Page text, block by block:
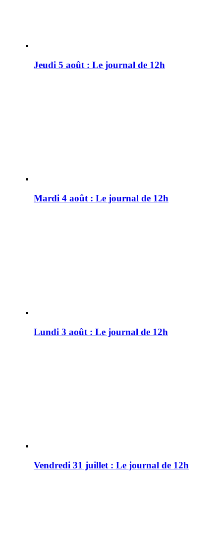
Jeudi 5 août : Le journal de 12h
Mardi 4 août : Le journal de 12h
Lundi 3 août : Le journal de 12h
Vendredi 31 juillet : Le journal de 12h